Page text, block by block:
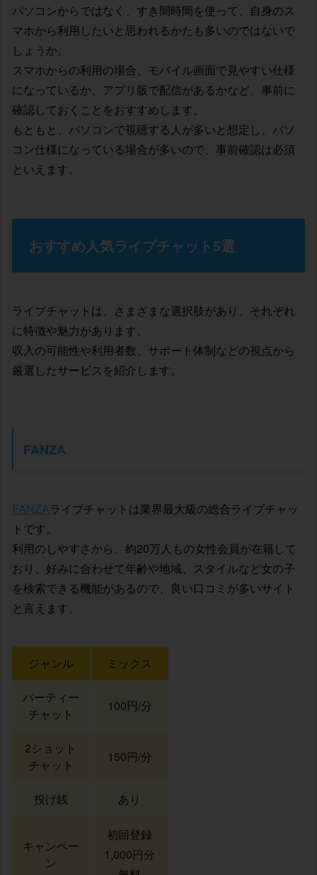
パソコンからではなく、すき間時間を使って、自身のス
マホから利用したいと思われるかたも多いのではないで
しょうか。
スマホからの利用の場合、モバイル画面で見やすい仕様
になっているか、アプリ版で配信があるかなど、事前に
確認しておくことをおすすめします。
もともと、パソコンで視聴する人が多いと想定し、パソ
コン仕様になっている場合が多いので、事前確認は必須
といえます。
おすすめ人気ライブチャット5選
ライブチャットは、さまざまな選択肢があり、それぞれ
に特徴や魅力があります。
収入の可能性や利用者数、サポート体制などの視点から
厳選したサービスを紹介します。
FANZA
FANZAライブチャットは業界最大級の総合ライブチャッ
トです。
利用のしやすさから、約20万人もの女性会員が在籍して
おり、好みに合わせて年齢や地域、スタイルなど女の子
を検索できる機能があるので、良い口コミが多いサイト
と言えます。
ジャンル ミックス
パーティー
チャット
100円/分
2ショット
チャット
150円/分
投げ銭 あり
キャンペー
ン
初回登録
1,000円分